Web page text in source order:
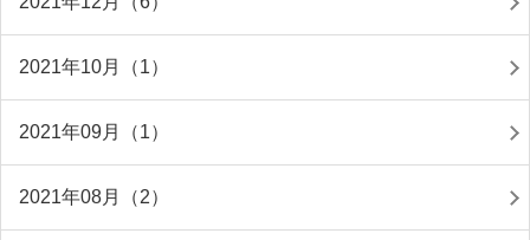
2021年10月（1）
2021年09月（1）
2021年08月（2）